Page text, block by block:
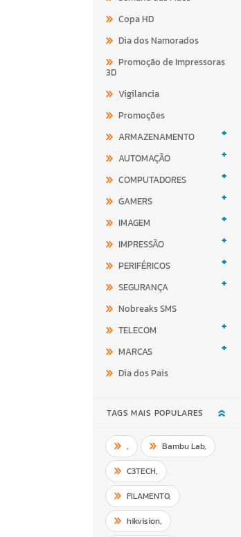
Copa HD
Dia dos Namorados
Promoção de Impressoras
3D
Vigilancia
Promoções
ARMAZENAMENTO
+
AUTOMAÇÃO +
COMPUTADORES +
GAMERS +
IMAGEM +
IMPRESSÃO +
PERIFÉRICOS +
SEGURANÇA +
Nobreaks SMS
TELECOM
+
MARCAS +
Dia dos Pais
TAGS MAIS POPULARES
, Bambu Lab,
C3TECH,
FILAMENTO,
hikvision,